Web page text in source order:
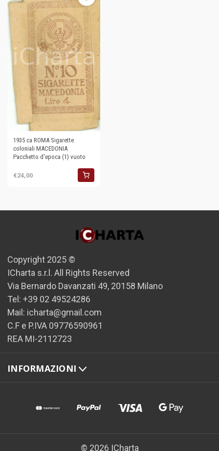
1935 ca ROMA Sigarette
coloniali MACEDONIA
Pacchetto d'epoca (1) vuoto
€24,00
Copyright 2025 ©
ICharta s.r.l. All Rights Reserved
Via Bernardo Davanzati 49, 20158 Milano
Tel: +39 02 49524286
Mail: icharta@gmail.com
C.F e P.IVA 09776590961
REA MI-2112723
INFORMAZIONI
© 2026 ICharta